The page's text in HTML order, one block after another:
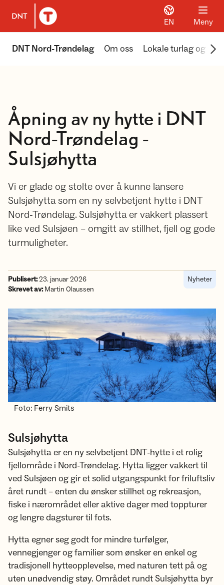
Til DNT.no forside
EN Meny
DNT Nord-Trøndelag Om oss Lokale turlag og
Åpning av ny hytte i DNT
Nord-Trøndelag -
Sulsjøhytta
Vi er glade og stolte over å kunne lansere
Sulsjøhytta som en ny selvbetjent hytte i DNT
Nord-Trøndelag. Sulsjøhytta er vakkert plassert
like ved Sulsjøen – omgitt av stillhet, fjell og gode
turmuligheter.
Publisert:23. januar 2026
Skrevet av:Martin Olaussen
Nyheter
Foto: Ferry Smits
Sulsjøhytta
Sulsjøhytta er en ny selvbetjent DNT-hytte i et rolig
fjellområde i Nord-Trøndelag. Hytta ligger vakkert til
ved Sulsjøen og gir et solid utgangspunkt for friluftsliv
året rundt – enten du ønsker stillhet og rekreasjon,
fiske i nærområdet eller aktive dager med toppturer
og lengre dagsturer til fots.
Hytta egner seg godt for mindre turfølger,
vennegjenger og familier som ønsker en enkel og
tradisjonell hytteopplevelse, med naturen tett på og
uten unødvendig støy. Området rundt Sulsjøhytta byr